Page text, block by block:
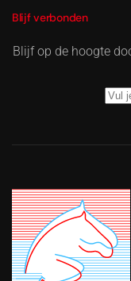
Blijf verbonden
Blijf op de hoogte